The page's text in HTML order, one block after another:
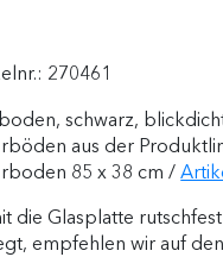
270461
schwarz,
aus der
85 x 38 cm /
die Glasplatte
empfehlen wir auf